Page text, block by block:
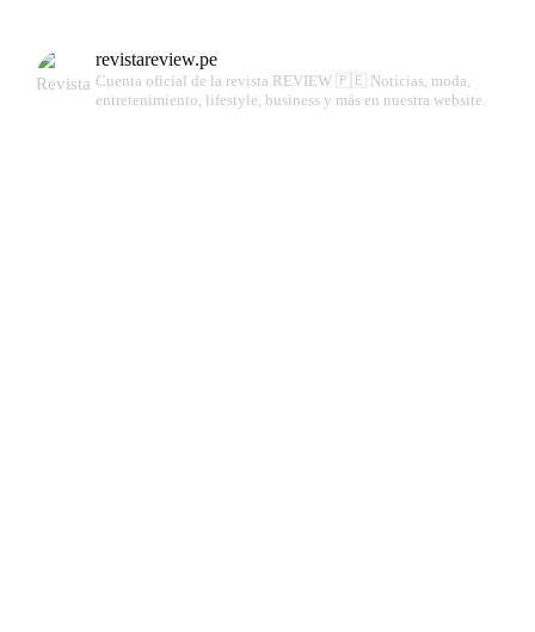
revistareview.pe
Cuenta oficial de la revista REVIEW 🇵🇪 Noticias, moda,
entretenimiento, lifestyle, business y más en nuestra website.